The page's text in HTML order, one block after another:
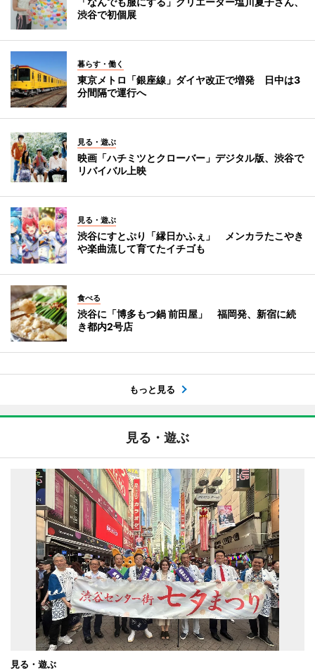
渋谷で初個展
暮らす・働く
東京メトロ「銀座線」ダイヤ改正で増発 日中は3
分間隔で運行へ
見る・遊ぶ
映画「ハチミツとクローバー」デジタル版、渋谷で
リバイバル上映
見る・遊ぶ
渋谷にすとぷり「縁日かふぇ」 メンカラたこやき
や楽曲流して育てたイチゴも
食べる
渋谷に「博多もつ鍋 前田屋」 福岡発、新宿に続
き都内2号店
もっと見る
見る・遊ぶ
見る・遊ぶ